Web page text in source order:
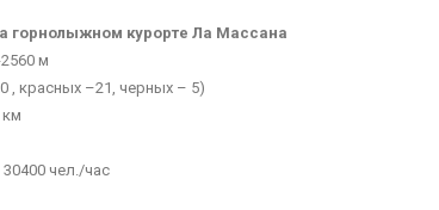
горнолыжном курорте Ла Массана
м
, красных –21, черных – 5)
чел./час